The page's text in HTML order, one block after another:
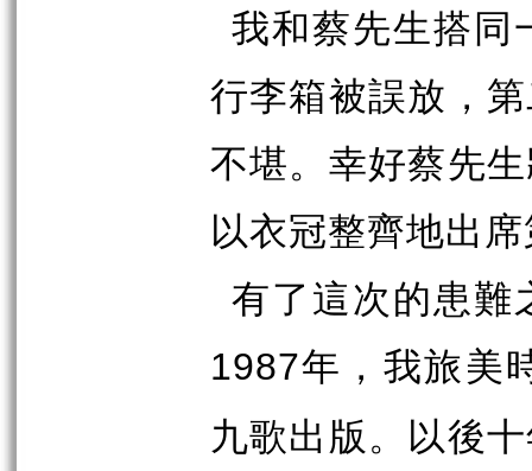
我和蔡先生搭同
行李箱被誤放，
不堪。幸好蔡先
以衣冠整齊地出
有了這次的患難
1987年，我旅美
九歌出版。以後